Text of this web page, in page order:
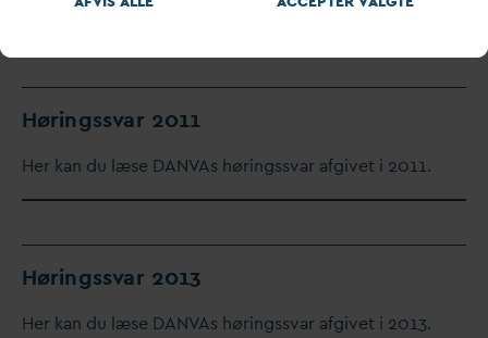
Her kan du læseD As høringssvar afgivet i 2010.
Høringssvar 2011
Her kan du læse DANVAs høringssvar afgivet i 2011.
Høringssvar 2013
Her kan du læse DANVAs høringssvar afgivet i 2013.